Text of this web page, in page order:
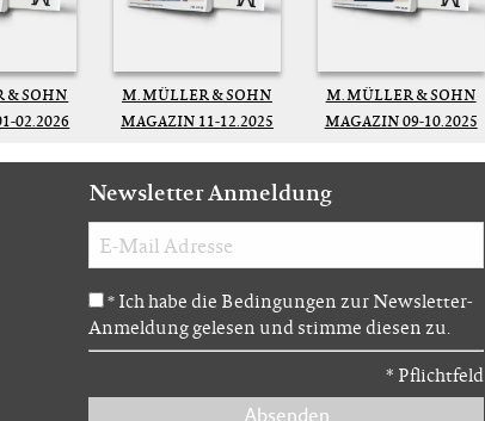
& SOHN
02.2026
M. MÜLLER & SOHN
MAGAZIN 11-12.2025
M. MÜLLER & SOHN
MAGAZIN 09-10.2025
Newsletter Anmeldung
* Ich habe die Bedingungen zur Newsletter-
Anmeldung gelesen und stimme diesen zu.
* Pflichtfeld
Absenden